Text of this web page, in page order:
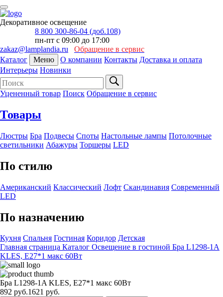
Декоративное освещение
8 800 300-86-04 (доб.108)
пн-пт с 09:00 до 17:00
zakaz@lamplandia.ru
Обращение в сервис
Каталог
Меню О компании Контакты Доставка и оплата
Интерьеры Новинки
Уцененный товар Поиск Обращение в сервис
Товары
Люстры Бра Подвесы Споты Настольные лампы Потолочные
светильники Абажуры Торшеры LED
По стилю
Американский Классический Лофт Скандинавия Современный
LED
По назначению
Кухня Спальня Гостиная Коридор Детская
Главная страница Каталог Освещение в гостиной Бра L1298-1A
KLES, Е27*1 макс 60Вт
Бра L1298-1A KLES, Е27*1 макс 60Вт
892 руб.1621 руб.